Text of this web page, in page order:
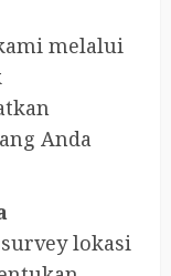
melalui
Anda
lokasi